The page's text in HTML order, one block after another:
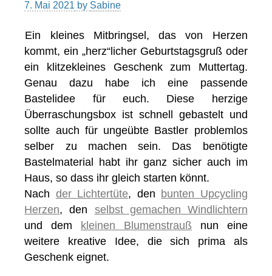
7. Mai 2021 by Sabine
Ein kleines Mitbringsel, das von Herzen
kommt, ein „herz“licher Geburtstagsgruß oder
ein klitzekleines Geschenk zum Muttertag.
Genau dazu habe ich eine passende
Bastelidee für euch. Diese herzige
Überraschungsbox ist schnell gebastelt und
sollte auch für ungeübte Bastler problemlos
selber zu machen sein. Das benötigte
Bastelmaterial habt ihr ganz sicher auch im
Haus, so dass ihr gleich starten könnt.
Nach der Lichtertüte, den bunten Upcycling
Herzen, den selbst gemachen Windlichtern
und dem kleinen Blumenstraußnun eine
weitere kreative Idee, die sich prima als
Geschenk eignet.